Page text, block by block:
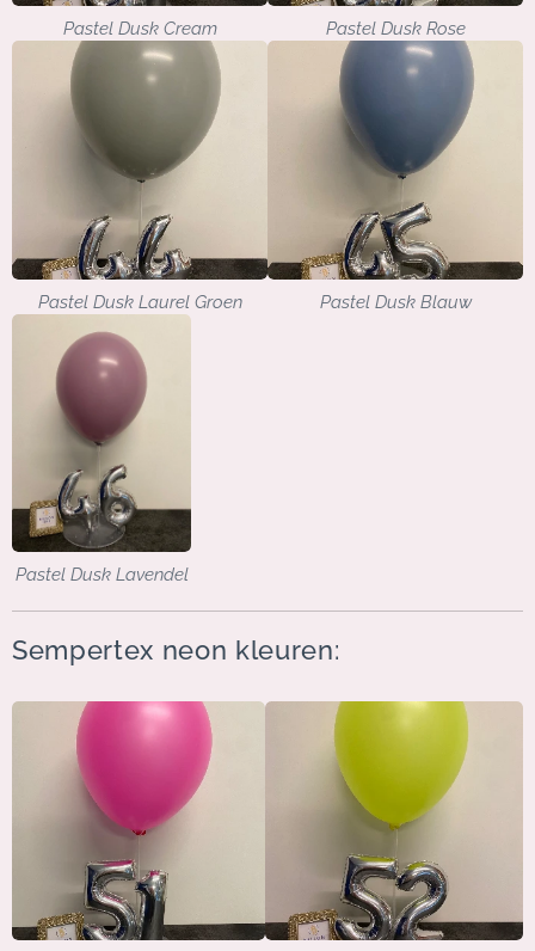
Pastel Dusk Cream Pastel Dusk Rose
Pastel Dusk Laurel Groen Pastel Dusk Blauw
Pastel Dusk Lavendel
Sempertex neon kleuren: